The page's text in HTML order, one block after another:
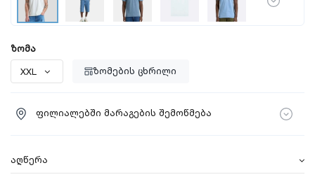
ზომა
ზომების ცხრილი
ფილიალებში მარაგების შემოწმება
აღწერა